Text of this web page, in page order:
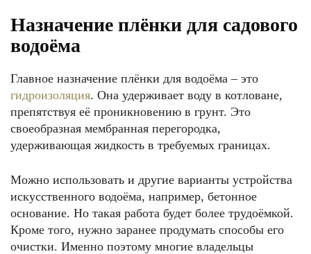
Назначение плёнки для садового
водоёма
Главное назначение плёнки для водоёма – это
гидроизоляция. Она удерживает воду в котловане,
препятствуя её проникновению в грунт. Это
своеобразная мембранная перегородка,
удерживающая жидкость в требуемых границах.
Можно использовать и другие варианты устройства
искусственного водоёма, например, бетонное
основание. Но такая работа будет более трудоёмкой.
Кроме того, нужно заранее продумать способы его
очистки. Именно поэтому многие владельцы